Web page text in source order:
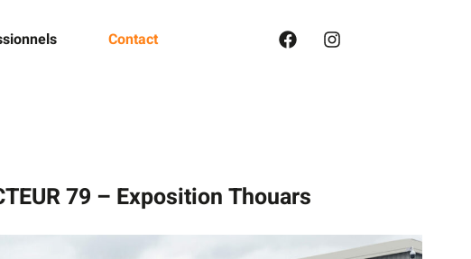
Contact
79 – Exposition Thouars